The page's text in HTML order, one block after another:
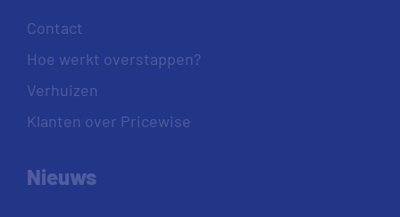
Contact
Hoe werkt overstappen?
Verhuizen
Klanten over Pricewise
Nieuws